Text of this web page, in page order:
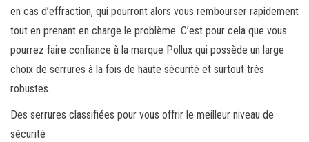
en cas d’effraction, qui pourront alors vous rembourser rapidement
tout en prenant en charge le problème. C’est pour cela que vous
pourrez faire confiance à la marque Pollux qui possède un large
choix de serrures à la fois de haute sécurité et surtout très
robustes.
Des serrures classifiées pour vous offrir le meilleur niveau de
sécurité